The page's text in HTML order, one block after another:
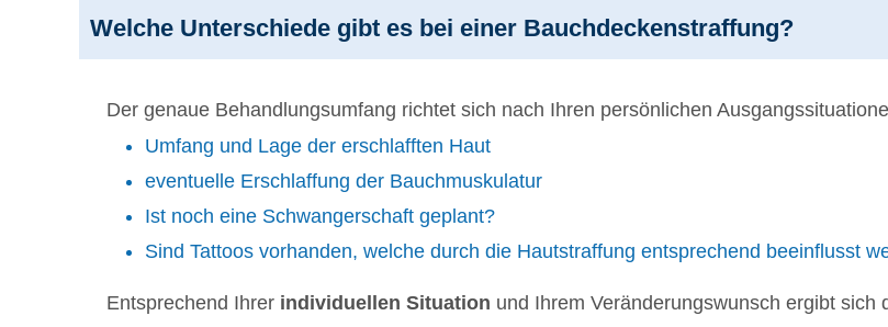
Welche Unterschiede gibt es bei einer Bauchdeckenstraffung?
Der genaue Behandlungsumfang richtet sich nach Ihren persönlichen
Umfang und Lage der erschlafften Haut
eventuelle Erschlaffung der Bauchmuskulatur
Ist noch eine Schwangerschaft geplant?
Sind Tattoos vorhanden, welche durch die Hautstraffung entsprechend beeinflusst
Entsprechend Ihrer individuellen Situation und Ihrem Veränderungswunsch ergibt sich